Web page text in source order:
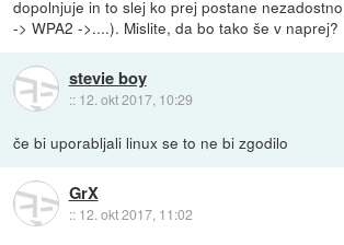
dopolnjuje in to slej ko prej postane
-> WPA2 ->....). Mislite, da bo tako še v naprej?
stevie boy
:: 12. okt 2017, 10:29
če bi uporabljali linux se to ne bi zgodilo
GrX
:: 12. okt 2017, 11:02